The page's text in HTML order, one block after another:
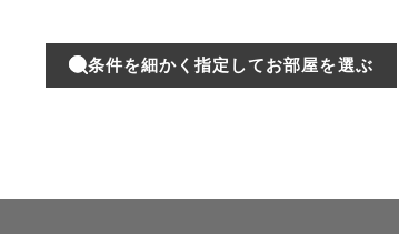
条件を細かく指定してお部屋を選ぶ